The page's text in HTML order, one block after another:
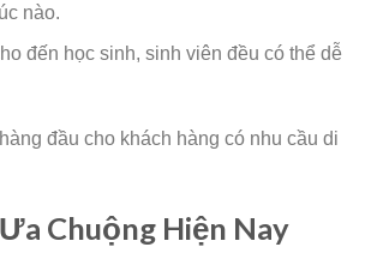
nào.
đến học sinh, sinh viên đều có thể dễ
đầu cho khách hàng có nhu cầu di
Chuộng Hiện Nay